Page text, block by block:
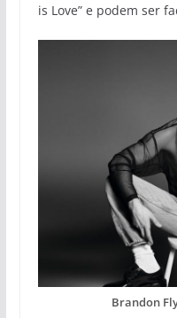
is Love” e podem ser
Brandon